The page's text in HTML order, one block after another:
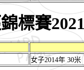
標賽
女子2014年 30米